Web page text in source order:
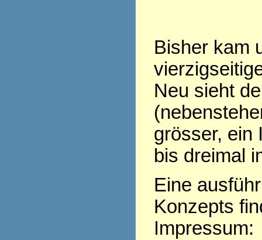
Bisher kam
Neu sieht
grösser, ein
bis dreimal
Eine
Konzepts